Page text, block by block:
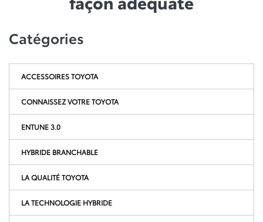
Catégories
ACCESSOIRES TOYOTA
CONNAISSEZ VOTRE TOYOTA
ENTUNE 3.0
HYBRIDE BRANCHABLE
LA QUALITÉ TOYOTA
LA TECHNOLOGIE HYBRIDE